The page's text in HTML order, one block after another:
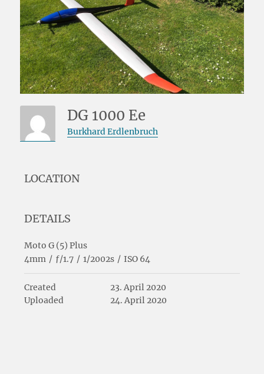
DG 1000 Ee
Burkhard Erdlenbruch
LOCATION
DETAILS
Moto G (5) Plus
4mm / ƒ/1.7 / 1/2002s / ISO 64
Created
23. April 2020
Uploaded
24. April 2020